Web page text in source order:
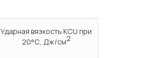
Ударная вязкость KCU при
20°С, Дж/см2